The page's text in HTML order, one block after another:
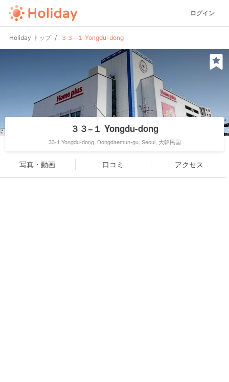
ログイン
Holiday トップ ３３−１ Yongdu-dong
３３−１ Yongdu-dong
33-1 Yongdu-dong, Dongdaemun-gu, Seoul, 大韓民国
写真・動画 口コミ アクセス